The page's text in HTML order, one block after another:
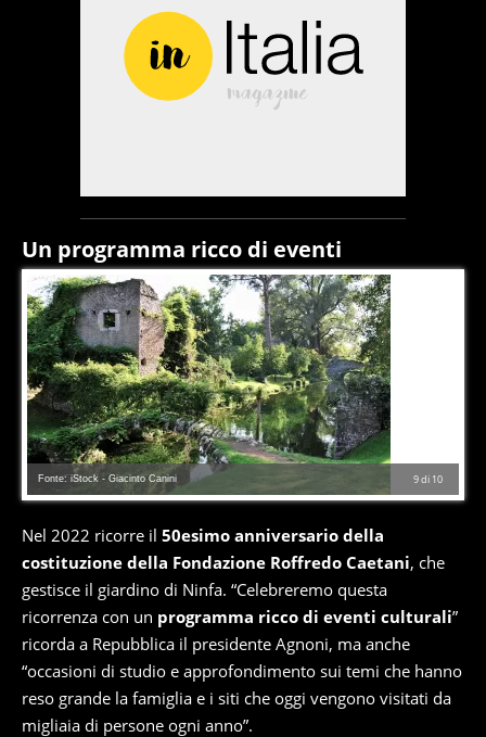
Un programma ricco di eventi
9di 10
Fonte: iStock - Giacinto Canini
Nel 2022 ricorre il 50esimo anniversario della
costituzione della Fondazione Roffredo Caetani, che
gestisce il giardino di Ninfa. “Celebreremo questa
ricorrenza con un programma ricco di eventi culturali”
ricorda a Repubblica il presidente Agnoni, ma anche
“occasioni di studio e approfondimento sui temi che hanno
reso grande la famiglia e i siti che oggi vengono visitati da
migliaia di persone ogni anno”.